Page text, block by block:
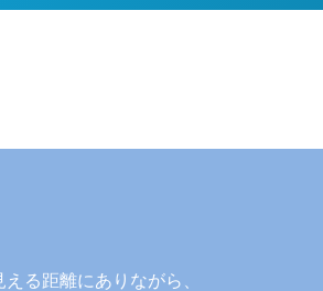
る距離にありながら、